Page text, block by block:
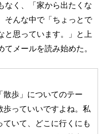
なく、「家から出たくな
そんな中で「ちょっとで
と思っています。」と上
メールを読み始めた。
散歩」についてのテー
っていいですよね。私
いて、どこに行くにも